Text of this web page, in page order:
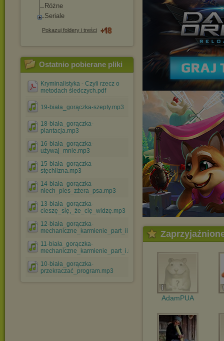
Różne
Seriale
Pokazuj foldery i treści
Ostatnio pobierane pliki
Kryminalistyka - Czyli rzecz o
metodach śledczych.pdf
19-biała_gorączka-szepty.mp3
18-biała_gorączka-
plantacja.mp3
16-biała_gorączka-
używaj_mnie.mp3
15-biała_gorączka-
stęchlizna.mp3
14-biała_gorączka-
niech_pies_zżera_psa.mp3
13-biała_gorączka-
cieszę_się,_że_cię_widzę.mp3
12-biała_gorączka-
mechaniczne_karmienie_part_ii.mp3
11-biała_gorączka-
mechaniczne_karmienie_part_i.mp3
10-biała_gorączka-
przekraczać_program.mp3
AdamPUA